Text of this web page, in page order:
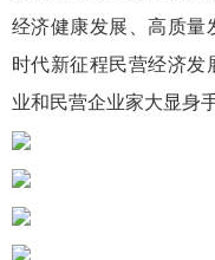
经济健康发展、高质量
时代新征程民营经济发
业和民营企业家大显身